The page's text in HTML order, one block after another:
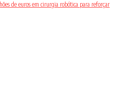
de euros em cirurgia robótica para reforçar